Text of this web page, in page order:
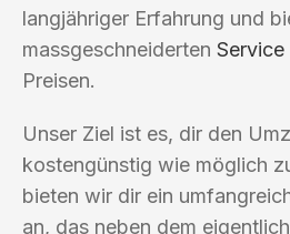
langjähriger Erfahrung und
massgeschneiderten Service
Preisen.
Unser Ziel ist es, dir den
kostengünstig wie möglich
bieten wir dir ein
an, das neben dem